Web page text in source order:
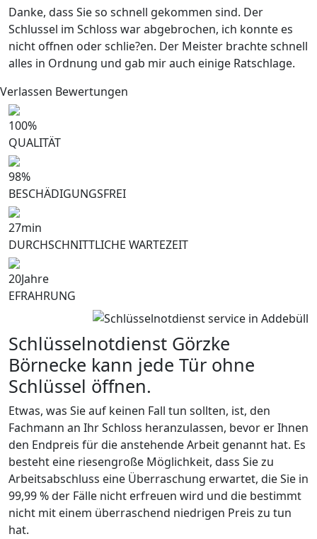
Danke, dass Sie so schnell gekommen sind. Der
Schlussel im Schloss war abgebrochen, ich konnte es
nicht offnen oder schlie?en. Der Meister brachte schnell
alles in Ordnung und gab mir auch einige Ratschlage.
Verlassen Bewertungen
100%
QUALITÄT
98%
BESCHÄDIGUNGSFREI
27min
DURCHSCHNITTLICHE WARTEZEIT
20Jahre
EFRAHRUNG
Schlüsselnotdienst Görzke
Börnecke kann jede Tür ohne
Schlüssel öffnen.
Etwas, was Sie auf keinen Fall tun sollten, ist, den
Fachmann an Ihr Schloss heranzulassen, bevor er Ihnen
den Endpreis für die anstehende Arbeit genannt hat. Es
besteht eine riesengroße Möglichkeit, dass Sie zu
Arbeitsabschluss eine Überraschung erwartet, die Sie in
99,99 % der Fälle nicht erfreuen wird und die bestimmt
nicht mit einem überraschend niedrigen Preis zu tun
hat.